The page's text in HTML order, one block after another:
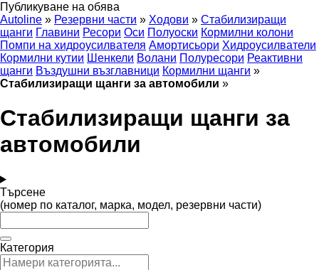
Публикуване на обява
Autoline » Резервни части » Ходови » Стабилизиращи
щанги Главини Ресори Оси Полуоски Кормилни колони
Помпи на хидроусилвателя Амортисьори Хидроусилватели
Кормилни кутии Шенкели Волани Полуресори Реактивни
щанги Въздушни възглавници Кормилни щанги »
Стабилизиращи щанги за автомобили »
Стабилизиращи щанги за
автомобили
Търсене
(номер по каталог, марка, модел, резервни части)
Категория